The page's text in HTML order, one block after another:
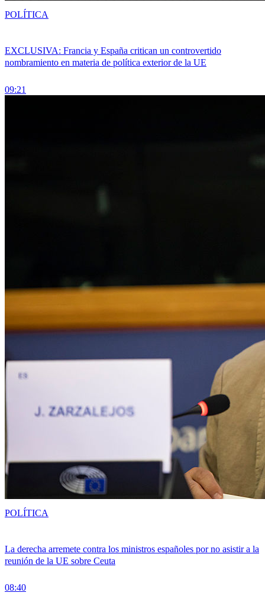
EXCLUSIVA: Francia y España critican un controvertido
nombramiento en materia de política exterior de la UE
09:21
POLÍTICA
La derecha arremete contra los ministros españoles por no asistir a la
reunión de la UE sobre Ceuta
08:40
POLÍTICA